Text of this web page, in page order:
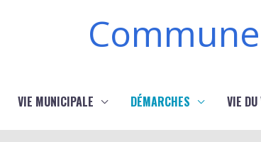
VIE MUNICIPALE DÉMARCHES VIE